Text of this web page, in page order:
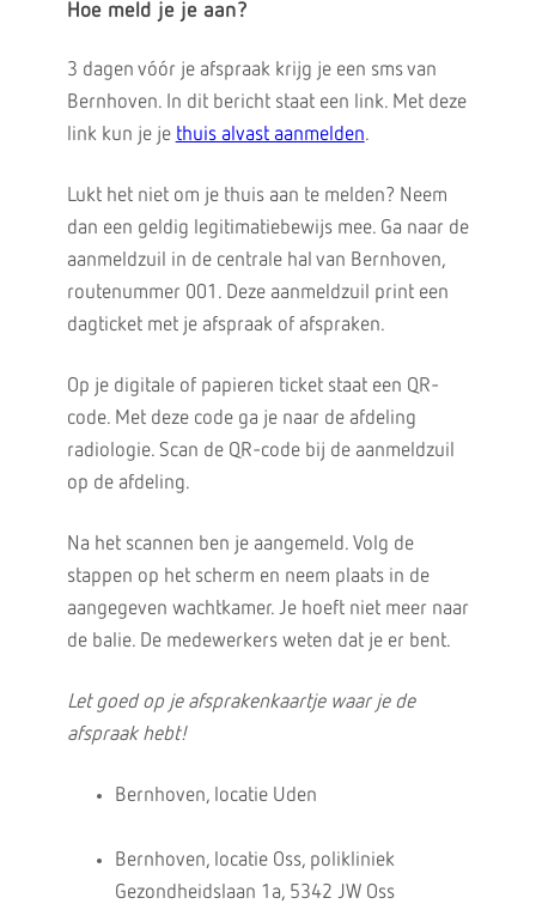
Hoe meld je je aan?
3 dagen vóór je afspraak krijg je een sms van
Bernhoven. In dit bericht staat een link. Met deze
link kun je je thuis alvast aanmelden.
Lukt het niet om je thuis aan te melden? Neem
dan een geldig legitimatiebewijs mee. Ga naar de
aanmeldzuil in de centrale hal van Bernhoven,
routenummer 001. Deze aanmeldzuil print een
dagticket met je afspraak of afspraken.
Op je digitale of papieren ticket staat een QR-
code. Met deze code ga je naar de afdeling
radiologie. Scan de QR-code bij de aanmeldzuil
op de afdeling.
Na het scannen ben je aangemeld. Volg de
stappen op het scherm en neem plaats in de
aangegeven wachtkamer. Je hoeft niet meer naar
de balie. De medewerkers weten dat je er bent.
Let goed op je afsprakenkaartje waar je de
afspraak hebt!
Bernhoven, locatie Uden
Bernhoven, locatie Oss, polikliniek
Gezondheidslaan 1a, 5342 JW Oss